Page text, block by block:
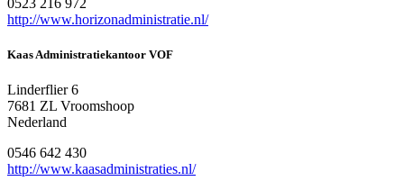
http://www.horizonadministratie.nl/
Kaas Administratiekantoor VOF
Linderflier 6
7681 ZL Vroomshoop
Nederland
0546 642 430
http://www.kaasadministraties.nl/